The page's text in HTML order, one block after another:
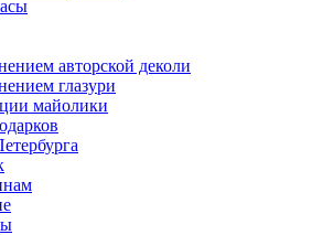
авторской деколи
глазури
майолики